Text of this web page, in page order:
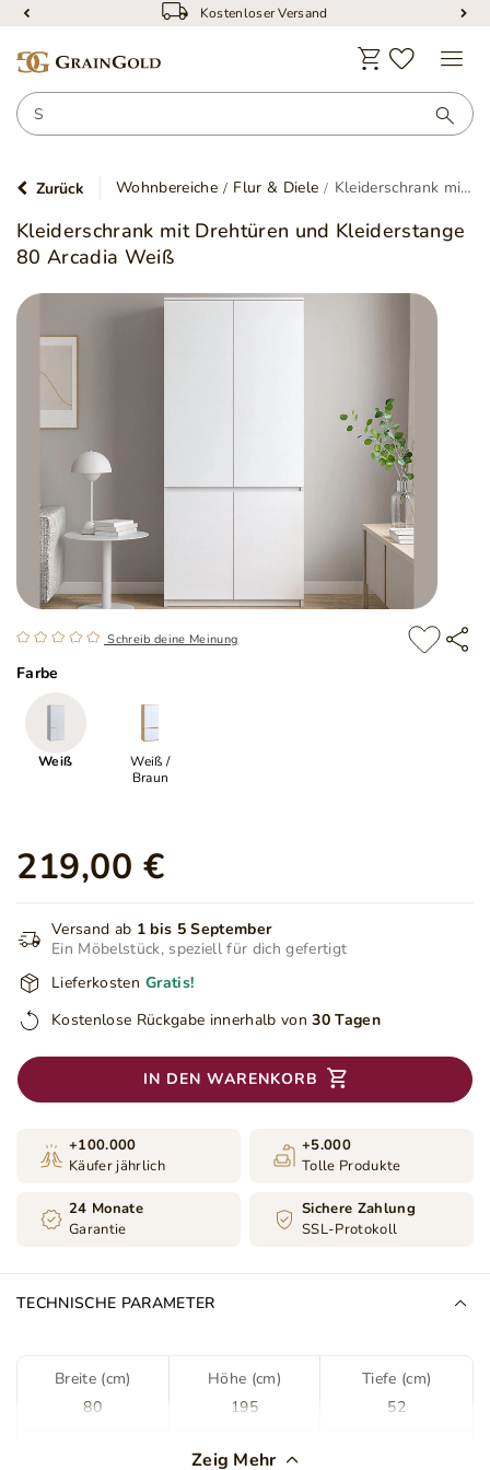
Kostenloser Versand
Zurück Wohnbereiche Flur & Diele Kleiderschrank mit Drehtüren und Kleiderstange 80 Arcadia Weiß
Kleiderschrank mit Drehtüren und Kleiderstange
80 Arcadia Weiß
Schreib deine Meinung
Farbe
Weiß
Weiß /
Braun
219,00 €
Versand ab 1 bis 5 September
Ein Möbelstück, speziell für dich gefertigt
Lieferkosten Gratis!
Kostenlose Rückgabe innerhalb von 30 Tagen
IN DEN WARENKORB
+100.000
Käufer jährlich
+5.000
Tolle Produkte
24 Monate
Garantie
Sichere Zahlung
SSL-Protokoll
TECHNISCHE PARAMETER
Breite (cm)
80
Höhe (cm)
195
Tiefe (cm)
52
Drehschrank
Zeig Mehr